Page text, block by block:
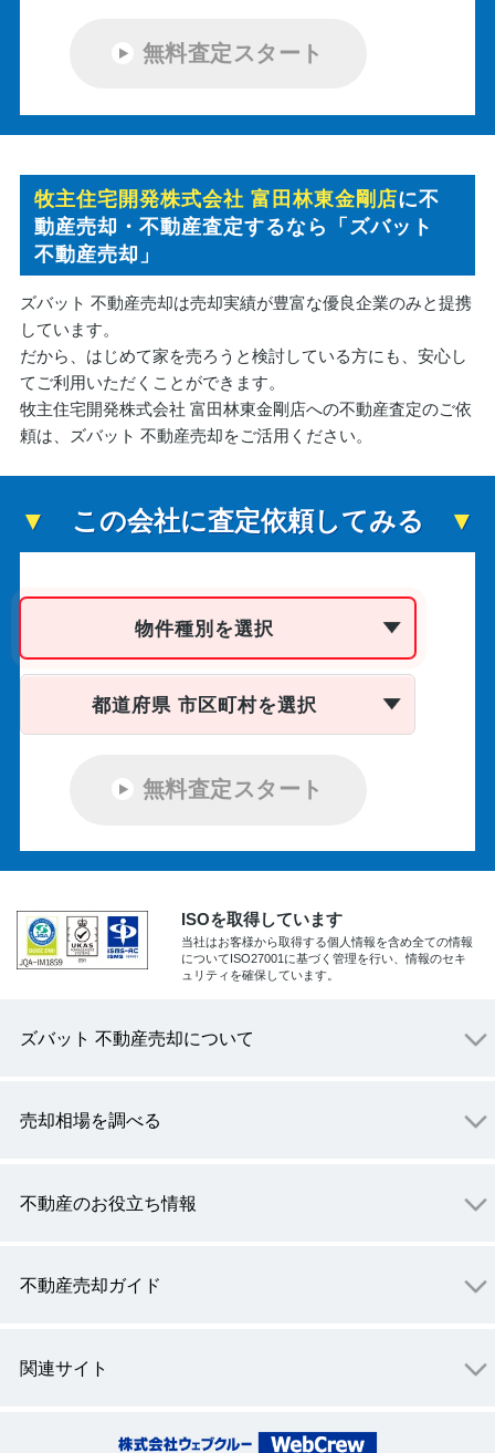
無料査定スタート
牧主住宅開発株式会社 富田林東金剛店に不
動産売却・不動産査定するなら「ズバット
不動産売却」
ズバット 不動産売却は売却実績が豊富な優良企業のみと提携
しています。
だから、はじめて家を売ろうと検討している方にも、安心し
てご利用いただくことができます。
牧主住宅開発株式会社 富田林東金剛店への不動産査定のご依
頼は、ズバット 不動産売却をご活用ください。
この会社に査定依頼してみる
物件種別を選択
都道府県 市区町村を選択
無料査定スタート
ISOを取得しています
当社はお客様から取得する個人情報を含め全ての情報
についてISO27001に基づく管理を行い、情報のセキ
ュリティを確保しています。
ズバット 不動産売却について
売却相場を調べる
不動産のお役立ち情報
不動産売却ガイド
関連サイト